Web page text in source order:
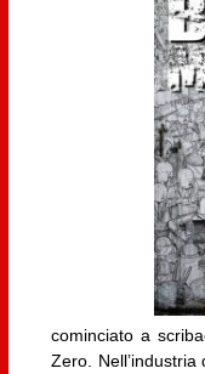
cominciato a
Zero.